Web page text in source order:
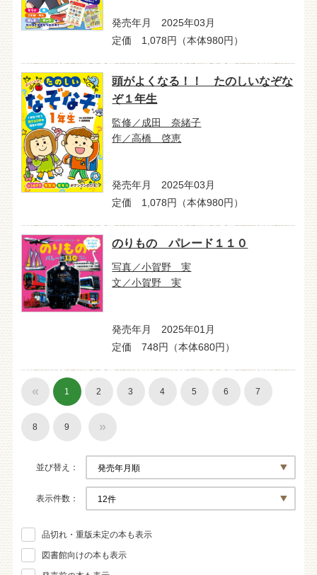
発売年月 2025年03月
定価 1,078円（本体980円）
頭がよくなる！！ たのしいなぞな
ぞ１年生
監修／成田 奈緒子
作／高橋 啓恵
発売年月 2025年03月
定価 1,078円（本体980円）
のりもの パレード１１０
写真／小賀野 実
文／小賀野 実
発売年月 2025年01月
定価 748円（本体680円）
« 1 2 3 4 5 6 7
8 9 »
並び替え
表示件数
品切れ・重版未定の本も表示
図書館向けの本も表示